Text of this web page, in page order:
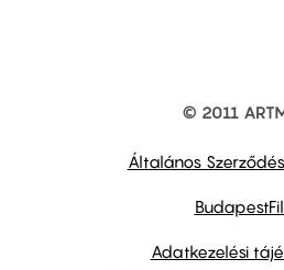
© 2011
Általános
Adatkezelési